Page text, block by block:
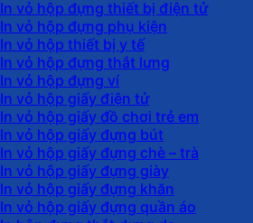
In vỏ hộp đựng thiết bị điện tử
In vỏ hộp đựng phụ kiện
In vỏ hộp thiết bị y tế
In vỏ hộp đựng thắt lưng
In vỏ hộp đựng ví
In vỏ hộp giấy điện tử
In vỏ hộp giấy đồ chơi trẻ em
In vỏ hộp giấy đựng bút
In vỏ hộp giấy đựng chè – trà
In vỏ hộp giấy đựng giày
In vỏ hộp giấy đựng khăn
In vỏ hộp giấy đựng quần áo